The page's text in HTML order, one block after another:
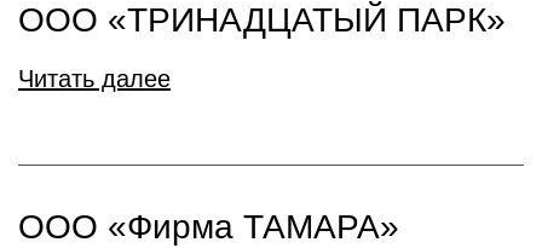
ООО «ТРИНАДЦАТЫЙ ПАРК»
Читать далее
ООО «Фирма ТАМАРА»